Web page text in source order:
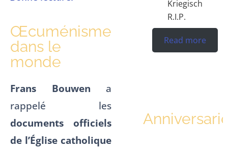
Œcuménisme
dans le
monde
Frans Bouwen a
rappelé les
documents officiels
de l’Église catholique
Kriegisch
R.I.P.
Read more